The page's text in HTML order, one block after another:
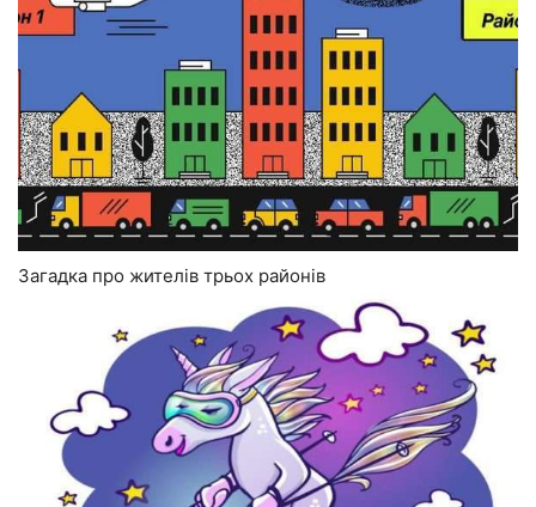
Загадка про жителів трьох районів